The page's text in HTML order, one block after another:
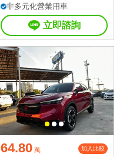
非多元化營業用車
立即諮詢
64.80 萬 加入比較